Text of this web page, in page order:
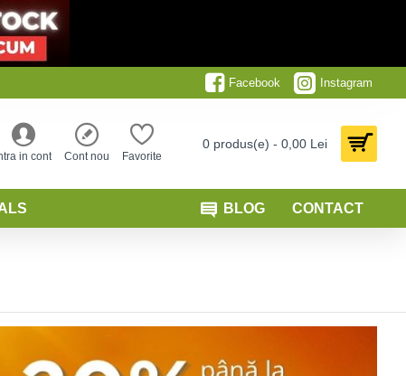
Facebook Instagram
in cont Cont nou Favorite
0 produs(e) - 0,00 Lei
BLOG CONTACT